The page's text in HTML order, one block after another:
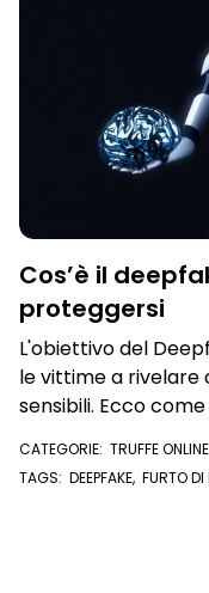
Cos’è il
proteggersi
L'obiettivo del
le vittime a rivelare
sensibili. Ecco
CATEGORIE: TRUFFE ONLINE
TAGS: DEEPFAKE, FURTO DI